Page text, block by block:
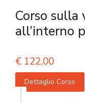
Corso
all’interno
€ 122,00
Dettaglio Corso